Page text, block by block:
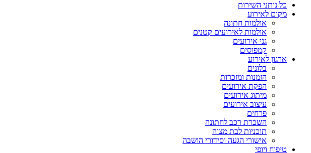
כל נותני השירות
מקום לאירוע
אולמות חתונה
אולמות לאירועים קטנים
גני אירועים
קמפוסים
ארגון לאירוע
בלונים
הזמנות ומזכרות
הפקת אירועים
מיתוג אירועים
עיצוב אירועים
פרחים
השכרת רכב לחתונה
תוכניות לבת מצוה
אישורי הגעה וסידורי הושבה
טיפוח ויופי